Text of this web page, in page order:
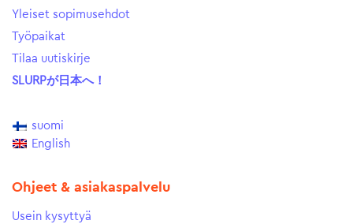
Yleiset sopimusehdot
Työpaikat
Tilaa uutiskirje
SLURPが日本へ！
suomi
English
Ohjeet & asiakaspalvelu
Usein kysyttyä